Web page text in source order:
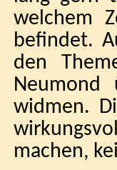
welchem
befindet.
den
widmen.
machen,